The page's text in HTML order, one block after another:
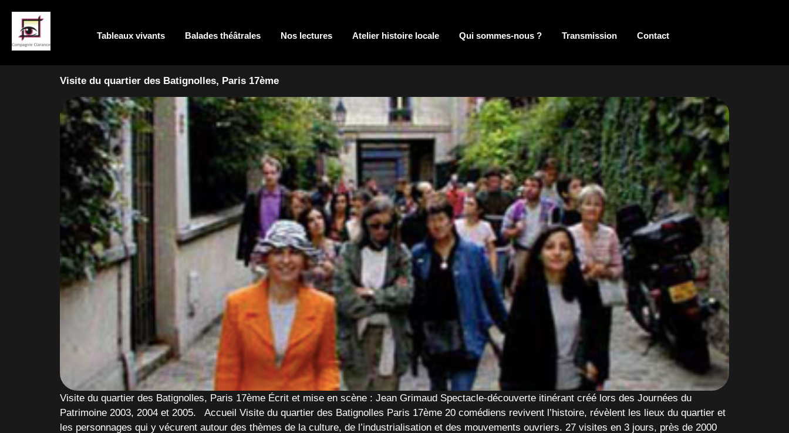
Tableaux vivants Balades théâtrales Nos lectures Atelier histoire locale Qui sommes-nous ? Transmission Contact
Visite du quartier des Batignolles, Paris 17ème
Visite du quartier des Batignolles, Paris 17ème Écrit et mise en scène : Jean Grimaud Spectacle-découverte itinérant créé lors des Journées du
Patrimoine 2003, 2004 et 2005. Accueil Visite du quartier des Batignolles Paris 17ème 20 comédiens revivent l’histoire, révèlent les lieux du quartier et
les personnages qui y vécurent autour des thèmes de la culture, de l’industrialisation et des mouvements ouvriers. 27 visites en 3 jours, près de 2000